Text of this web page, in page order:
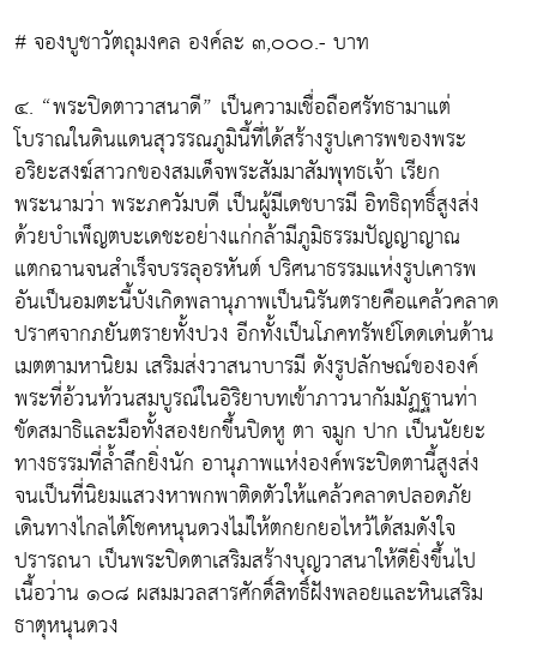
# จองบูชาวัตถุมงคล องค์ละ ๓,๐๐๐.- บาท
๔. “พระปิดตาวาสนาดี” เป็นความเชื่อถือศรัทธามาแต่
โบราณในดินแดนสุวรรณภูมินี้ที่ได้สร้างรูปเคารพของพระ
อริยะสงฆ์สาวกของสมเด็จพระสัมมาสัมพุทธเจ้า เรียก
พระนามว่า พระภควัมบดี เป็นผู้มีเดชบารมี อิทธิฤทธิ์สูงส่ง
ด้วยบำเพ็ญตบะเดชะอย่างแก่กล้ามีภูมิธรรมปัญญาญาณ
แตกฉานจนสำเร็จบรรลุอรหันต์ ปริศนาธรรมแห่งรูปเคารพ
อันเป็นอมตะนี้บังเกิดพลานุภาพเป็นนิรันตรายคือแคล้วคลาด
ปราศจากภยันตรายทั้งปวง อีกทั้งเป็นโภคทรัพย์โดดเด่นด้าน
เมตตามหานิยม เสริมส่งวาสนาบารมี ดังรูปลักษณ์ขององค์
พระที่อ้วนท้วนสมบูรณ์ในอิริยาบทเข้าภาวนากัมมัฏฐานท่า
ขัดสมาธิและมือทั้งสองยกขึ้นปิดหู ตา จมูก ปาก เป็นนัยยะ
ทางธรรมที่ล้ำลึกยิ่งนัก อานุภาพแห่งองค์พระปิดตานี้สูงส่ง
จนเป็นที่นิยมแสวงหาพกพาติดตัวให้แคล้วคลาดปลอดภัย
เดินทางไกลได้โชคหนุนดวงไม่ให้ตกยกยอไหว้ได้สมดังใจ
ปรารถนา เป็นพระปิดตาเสริมสร้างบุญวาสนาให้ดียิ่งขึ้นไป
เนื้อว่าน ๑๐๘ ผสมมวลสารศักดิ์สิทธิ์ฝังพลอยและหินเสริม
ธาตุหนุนดวง